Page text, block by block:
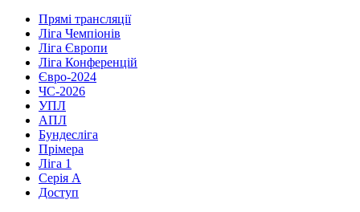
Прямі трансляції
Ліга Чемпіонів
Ліга Європи
Ліга Конференцій
Євро-2024
ЧС-2026
УПЛ
АПЛ
Бундесліга
Прімера
Ліга 1
Серія А
Доступ